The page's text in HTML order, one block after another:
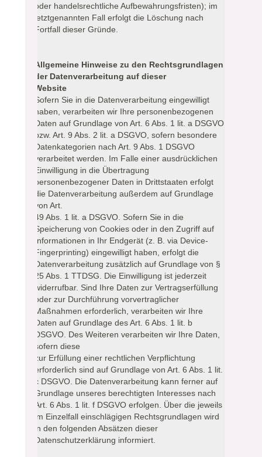
oder handelsrechtliche Aufbewahrungsfristen); im
letztgenannten Fall erfolgt die Löschung nach
Fortfall dieser Gründe.
Allgemeine Hinweise zu den Rechtsgrundlagen
der Datenverarbeitung auf dieser
Website
Sofern Sie in die Datenverarbeitung eingewilligt
haben, verarbeiten wir Ihre personenbezogenen
Daten auf Grundlage von Art. 6 Abs. 1 lit. a DSGVO
bzw. Art. 9 Abs. 2 lit. a DSGVO, sofern besondere
Datenkategorien nach Art. 9 Abs. 1 DSGVO
verarbeitet werden. Im Falle einer ausdrücklichen
Einwilligung in die Übertragung
personenbezogener Daten in Drittstaaten erfolgt
die Datenverarbeitung außerdem auf Grundlage
von Art.
49 Abs. 1 lit. a DSGVO. Sofern Sie in die
Speicherung von Cookies oder in den Zugriff auf
Informationen in Ihr Endgerät (z. B. via Device-
Fingerprinting) eingewilligt haben, erfolgt die
Datenverarbeitung zusätzlich auf Grundlage von §
25 Abs. 1 TTDSG. Die Einwilligung ist jederzeit
widerrufbar. Sind Ihre Daten zur Vertragserfüllung
oder zur Durchführung vorvertraglicher
Maßnahmen erforderlich, verarbeiten wir Ihre
Daten auf Grundlage des Art. 6 Abs. 1 lit. b
DSGVO. Des Weiteren verarbeiten wir Ihre Daten,
sofern diese
zur Erfüllung einer rechtlichen Verpflichtung
erforderlich sind auf Grundlage von Art. 6 Abs. 1 lit.
c DSGVO. Die Datenverarbeitung kann ferner auf
Grundlage unseres berechtigten Interesses nach
Art. 6 Abs. 1 lit. f DSGVO erfolgen. Über die jeweils
im Einzelfall einschlägigen Rechtsgrundlagen wird
in den folgenden Absätzen dieser
Datenschutzerklärung informiert.